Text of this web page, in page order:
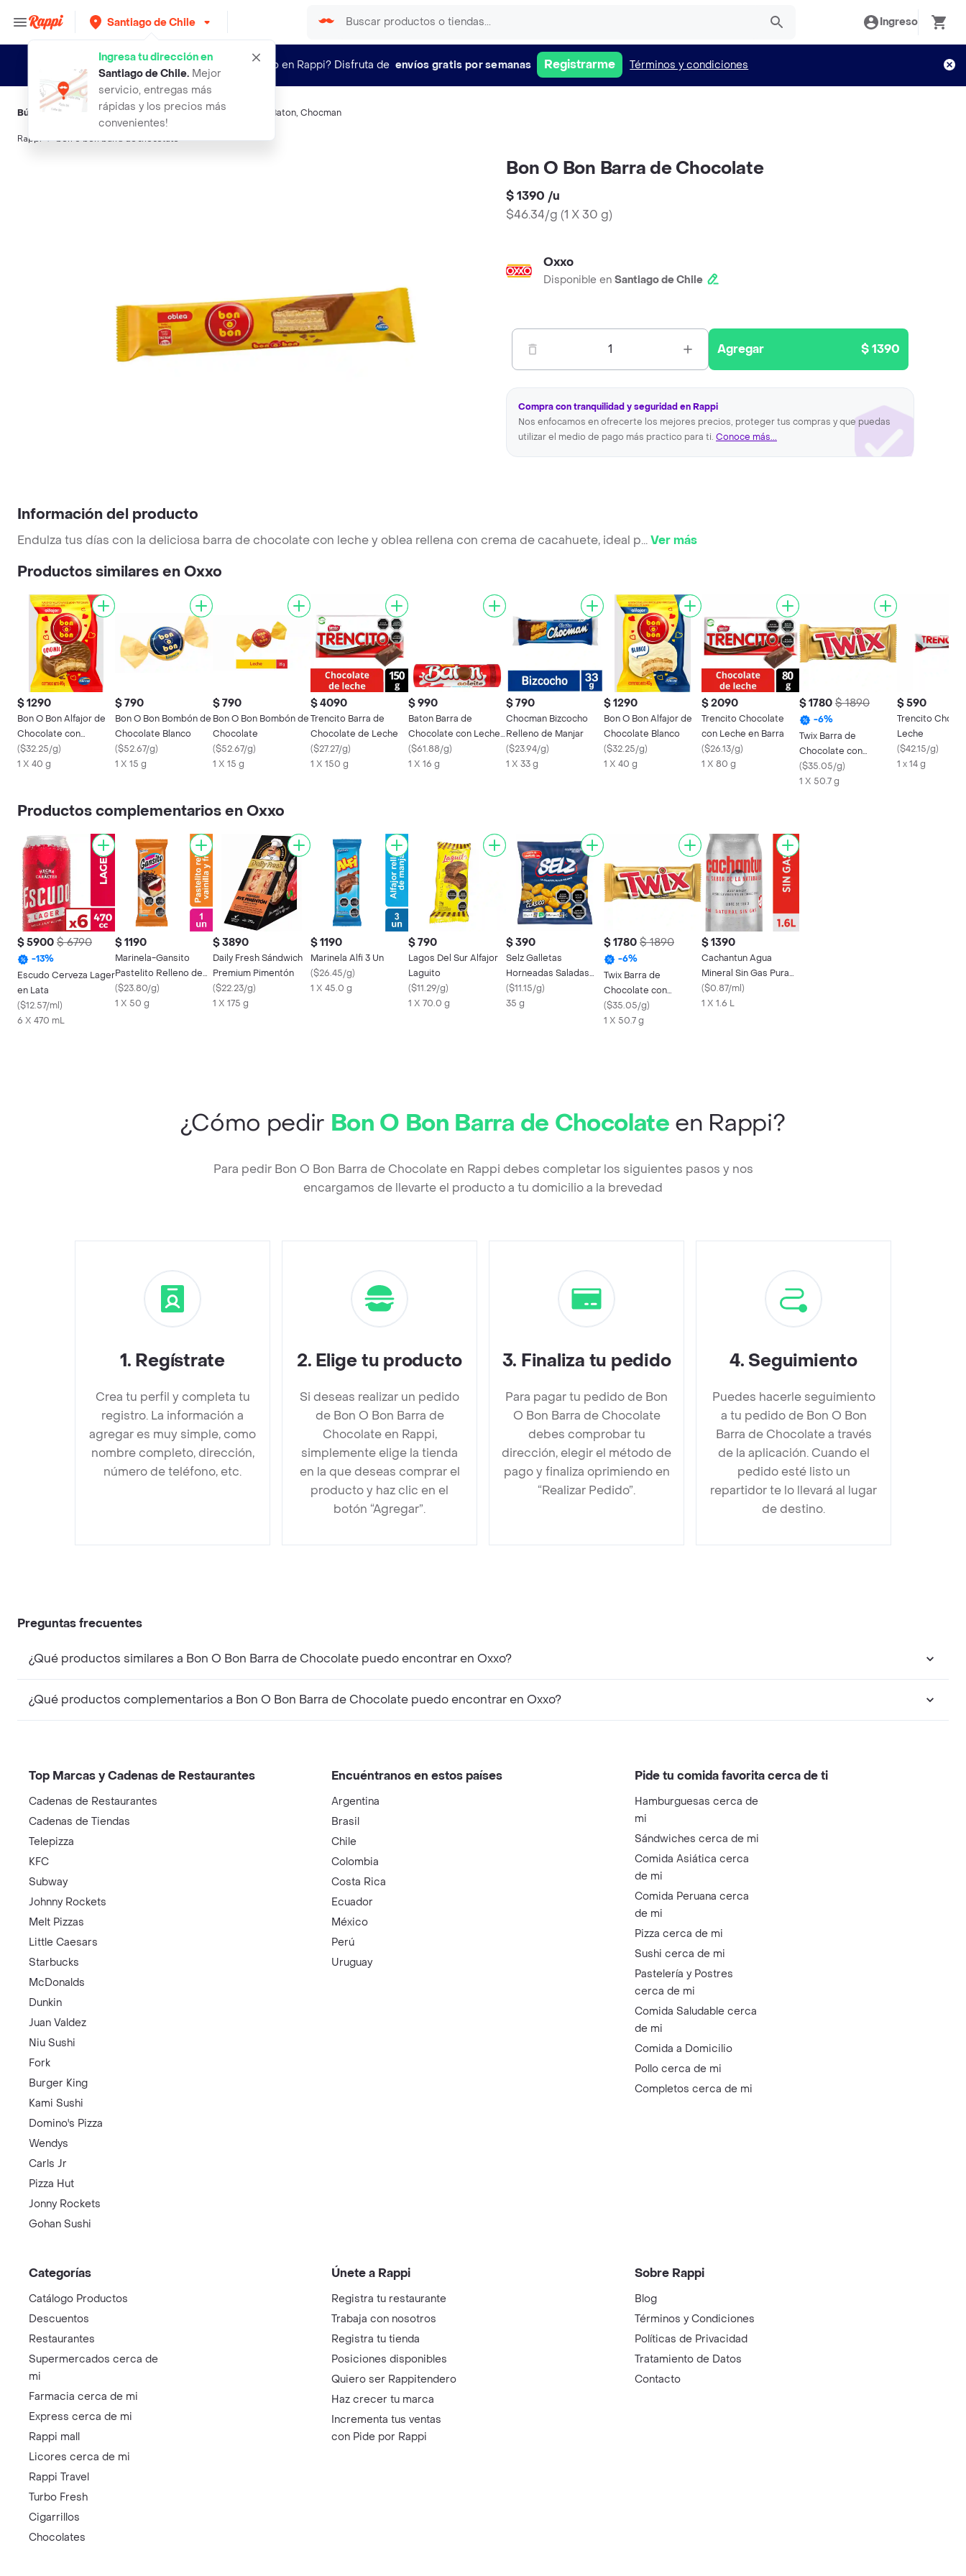
Santiago de Chile
Ingresa tu dirección en
Santiago de Chile. Mejor
servicio, entregas más
rápidas y los precios más
convenientes!
Ingreso
¿Nuevo en Rappi? Disfruta de envíos gratis por semanas Registrarme Términos y condiciones
Búsquedas relacionadas:Chocolates,Bon O Bon Baton, Chocman
Rappi bon o bon barra de chocolate
Bon O Bon Barra de Chocolate
$ 1390 /u
$46.34/g (1 X 30 g)
Oxxo
Disponible en Santiago de Chile
1 Agregar $ 1390
Compra con tranquilidad y seguridad en Rappi
Nos enfocamos en ofrecerte los mejores precios, proteger tus compras y que puedas
utilizar el medio de pago más practico para ti. Conoce más...
Información del producto
Endulza tus días con la deliciosa barra de chocolate con leche y oblea rellena con crema de cacahuete, ideal p...Ver más
Productos similares en Oxxo
$ 1290
Bon O Bon Alfajor de
Chocolate con
Relleno
($32.25/g)
1 X 40 g
$ 790
Bon O Bon Bombón de
Chocolate Blanco
($52.67/g)
1 X 15 g
$ 790
Bon O Bon Bombón de
Chocolate
($52.67/g)
1 X 15 g
$ 4090
Trencito Barra de
Chocolate de Leche
($27.27/g)
1 X 150 g
$ 990
Baton Barra de
Chocolate con Leche
Tradicional
($61.88/g)
1 X 16 g
$ 790
Chocman Bizcocho
Relleno de Manjar
($23.94/g)
1 X 33 g
$ 1290
Bon O Bon Alfajor de
Chocolate Blanco
($32.25/g)
1 X 40 g
$ 2090
Trencito Chocolate
con Leche en Barra
($26.13/g)
1 X 80 g
$ 1780 $ 1890
-6%
Twix Barra de
Chocolate con
Caramelo y Galleta
($35.05/g)
1 X 50.7 g
$ 590
Trencito
Leche
($42.15/g)
1 x 14 g
Productos complementarios en Oxxo
$ 5900 $ 6790
-13%
Escudo Cerveza Lager
en Lata
($12.57/ml)
6 X 470 mL
$ 1190
Marinela-Gansito
Pastelito Relleno de
Vainilla y Fresa
($23.80/g)
1 X 50 g
$ 3890
Daily Fresh Sándwich
Premium Pimentón
($22.23/g)
1 X 175 g
$ 1190
Marinela Alfi 3 Un
($26.45/g)
1 X 45.0 g
$ 790
Lagos Del Sur Alfajor
Laguito
($11.29/g)
1 X 70.0 g
$ 390
Selz Galletas
Horneadas Saladas
Sabor Clásico
($11.15/g)
35 g
$ 1780 $ 1890
-6%
Twix Barra de
Chocolate con
Caramelo y Galleta
($35.05/g)
1 X 50.7 g
$ 1390
Cachantun Agua
Mineral Sin Gas Pura
Libre de Sodio 1.6 L
($0.87/ml)
1 X 1.6 L
¿Cómo pedir Bon O Bon Barra de Chocolate en Rappi?
Para pedir Bon O Bon Barra de Chocolate en Rappi debes completar los siguientes pasos y nos
encargamos de llevarte el producto a tu domicilio a la brevedad
1. Regístrate
Crea tu perfil y completa tu
registro. La información a
agregar es muy simple, como
nombre completo, dirección,
número de teléfono, etc.
2. Elige tu producto
Si deseas realizar un pedido
de Bon O Bon Barra de
Chocolate en Rappi,
simplemente elige la tienda
en la que deseas comprar el
producto y haz clic en el
botón “Agregar”.
3. Finaliza tu pedido
Para pagar tu pedido de Bon
O Bon Barra de Chocolate
debes comprobar tu
dirección, elegir el método de
pago y finaliza oprimiendo en
“Realizar Pedido”.
4. Seguimiento
Puedes hacerle seguimiento
a tu pedido de Bon O Bon
Barra de Chocolate a través
de la aplicación. Cuando el
pedido esté listo un
repartidor te lo llevará al lugar
de destino.
Preguntas frecuentes
¿Qué productos similares a Bon O Bon Barra de Chocolate puedo encontrar en Oxxo?
¿Qué productos complementarios a Bon O Bon Barra de Chocolate puedo encontrar en Oxxo?
Top Marcas y Cadenas de Restaurantes
Cadenas de Restaurantes
Cadenas de Tiendas
Telepizza
KFC
Subway
Johnny Rockets
Melt Pizzas
Little Caesars
Starbucks
McDonalds
Dunkin
Juan Valdez
Niu Sushi
Fork
Burger King
Kami Sushi
Domino's Pizza
Wendys
Carls Jr
Pizza Hut
Jonny Rockets
Gohan Sushi
Encuéntranos en estos países
Argentina
Brasil
Chile
Colombia
Costa Rica
Ecuador
México
Perú
Uruguay
Pide tu comida favorita cerca de ti
Hamburguesas cerca de
mi
Sándwiches cerca de mi
Comida Asiática cerca
de mi
Comida Peruana cerca
de mi
Pizza cerca de mi
Sushi cerca de mi
Pastelería y Postres
cerca de mi
Comida Saludable cerca
de mi
Comida a Domicilio
Pollo cerca de mi
Completos cerca de mi
Categorías
Catálogo Productos
Descuentos
Restaurantes
Supermercados cerca de
mi
Farmacia cerca de mi
Express cerca de mi
Rappi mall
Licores cerca de mi
Rappi Travel
Turbo Fresh
Cigarrillos
Chocolates
Únete a Rappi
Registra tu restaurante
Trabaja con nosotros
Registra tu tienda
Posiciones disponibles
Quiero ser Rappitendero
Haz crecer tu marca
Incrementa tus ventas
con Pide por Rappi
Sobre Rappi
Blog
Términos y Condiciones
Políticas de Privacidad
Tratamiento de Datos
Contacto